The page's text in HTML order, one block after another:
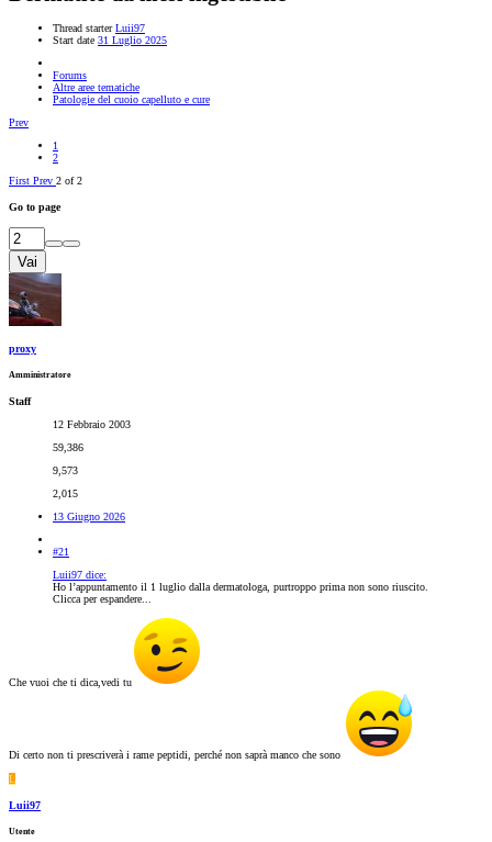
Thread starter Luii97
Start date 31 Luglio 2025
Forums
Altre aree tematiche
Patologie del cuoio capelluto e cure
Prev
1
2
First Prev 2 of 2
Go to page
Vai
proxy
Amministratore
Staff
12 Febbraio 2003
59,386
9,573
2,015
13 Giugno 2026
#21
Luii97 dice:
Ho l’appuntamento il 1 luglio dalla dermatologa, purtroppo prima non sono riuscito.
Clicca per espandere...
Che vuoi che ti dica,vedi tu
Di certo non ti prescriverà i rame peptidi, perché non saprà manco che sono
L
Luii97
Utente